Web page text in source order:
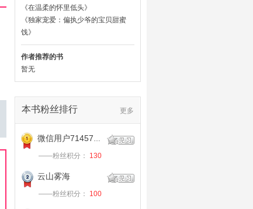
《在温柔的怀里低头》
《独家宠爱：偏执少爷的宝贝甜蜜
饯》
作者推荐的书
暂无
本书粉丝排行 更多
微信用户714574562
——粉丝积分： 130
云山雾海
——粉丝积分： 100